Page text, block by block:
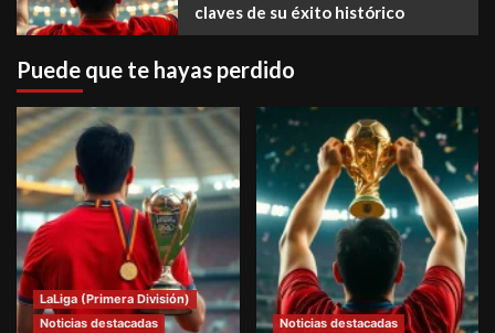
claves de su éxito histórico
Puede que te hayas perdido
LaLiga (Primera División)
Noticias destacadas
Noticias destacadas